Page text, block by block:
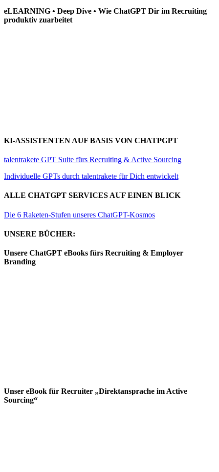
eLEARNING • Deep Dive • Wie ChatGPT Dir im Recruiting
produktiv zuarbeitet
KI-ASSISTENTEN AUF BASIS VON CHATPGPT
talentrakete GPT Suite fürs Recruiting & Active Sourcing
Individuelle GPTs durch talentrakete für Dich entwickelt
ALLE CHATGPT SERVICES AUF EINEN BLICK
Die 6 Raketen-Stufen unseres ChatGPT-Kosmos
UNSERE BÜCHER:
Unsere ChatGPT eBooks fürs Recruiting & Employer
Branding
Unser eBook für Recruiter „Direktansprache im Active
Sourcing“